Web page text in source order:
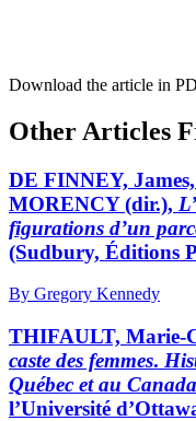
Download the article in
Other Articles
DE FINNEY,
MORENCY (dir.),
figurations d’un
(Sudbury, Éditions
By Gregory Kennedy
THIFAULT, Marie-
caste des femmes.
Québec et au Canada
l’Université